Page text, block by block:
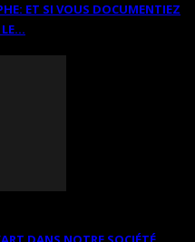
ET SI VOUS DOCUMENTIEZ
LE…